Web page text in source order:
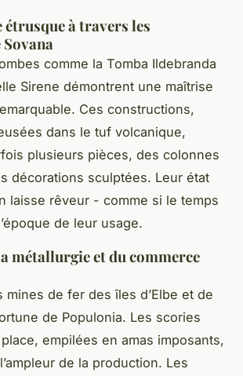
à travers les
comme la Tomba Ildebranda
Sirene démontrent une maîtrise
Ces constructions,
dans le tuf volcanique,
plusieurs pièces, des colonnes
décorations sculptées. Leur état
laisse rêveur - comme si le temps
de leur usage.
métallurgie et du commerce
mines de fer des îles d’Elbe et de
de Populonia. Les scories
empilées en amas imposants,
de la production. Les